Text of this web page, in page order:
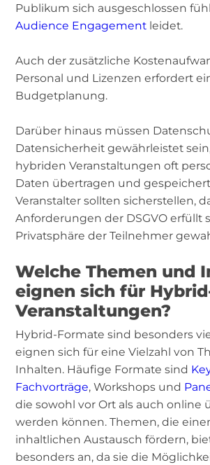
Publikum sich ausgeschlossen
Audience Engagement leidet.
Auch der zusätzliche
Personal und Lizenzen erfordert
Budgetplanung.
Darüber hinaus müssen
Datensicherheit gewährleistet
hybriden Veranstaltungen oft
Daten übertragen und
Veranstalter sollten sicherstellen,
Anforderungen der DSGVO erfüllt
Privatsphäre der Teilnehmer
Welche Themen und
eignen sich für
Veranstaltungen?
Hybrid-Formate sind besonders
eignen sich für eine Vielzahl von
Inhalten. Häufige Formate sind
Fachvorträge, Workshops und
die sowohl vor Ort als auch online
werden können. Themen, die
inhaltlichen Austausch fördern,
besonders an, da sie die